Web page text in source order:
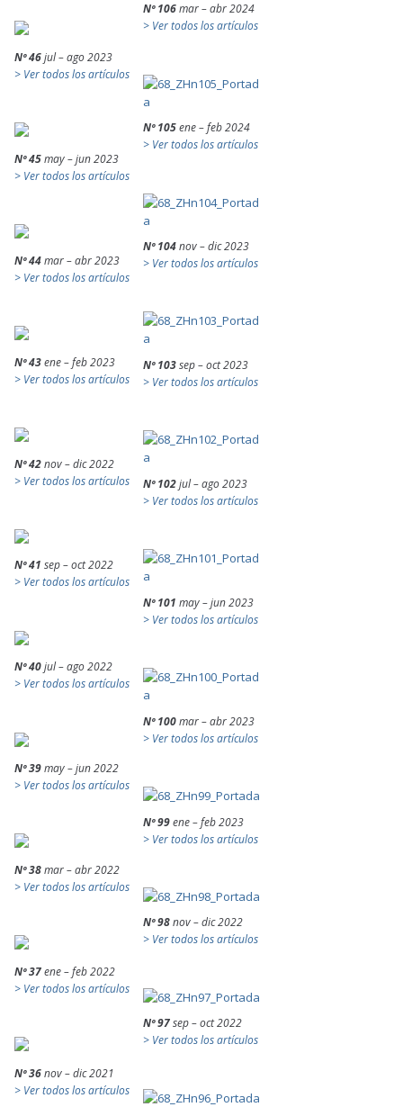
Nº 46jul – ago 2023
> Ver todos los artículos
Nº 45may – jun 2023
> Ver todos los artículos
Nº 44mar – abr 2023
> Ver todos los artículos
Nº 43ene – feb 2023
> Ver todos los artículos
Nº 42nov – dic 2022
> Ver todos los artículos
Nº 41 sep – oct 2022
> Ver todos los artículos
Nº 40jul – ago 2022
> Ver todos los artículos
Nº 39may – jun 2022
> Ver todos los artículos
Nº 38mar – abr 2022
> Ver todos los artículos
Nº 37ene – feb 2022
> Ver todos los artículos
Nº 36nov – dic 2021
> Ver todos los artículos
Nº 106mar – abr 2024
> Ver todos los artículos
Nº 105ene – feb 2024
> Ver todos los artículos
Nº 104nov – dic 2023
> Ver todos los artículos
Nº 103sep – oct 2023
> Ver todos los artículos
Nº 102jul – ago 2023
> Ver todos los artículos
Nº 101 may – jun 2023
> Ver todos los artículos
Nº 100mar – abr 2023
> Ver todos los artículos
Nº 99ene – feb 2023
> Ver todos los artículos
Nº 98nov – dic 2022
> Ver todos los artículos
Nº 97sep – oct 2022
> Ver todos los artículos